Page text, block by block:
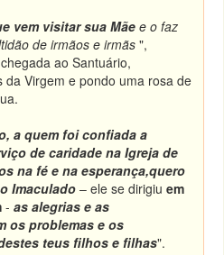
vem visitar sua Mãe e o faz
de irmãos e irmãs ",
ao Santuário,
Virgem e pondo uma rosa de
a quem foi confiada a
de caridade na Igreja de
na fé e na esperança,quero
Imaculado – ele se dirigiu em
- as alegrias e as
os problemas e os
teus filhos e filhas".